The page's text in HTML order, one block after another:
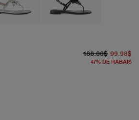
188.00$ 99.98$
47% DE RABAIS